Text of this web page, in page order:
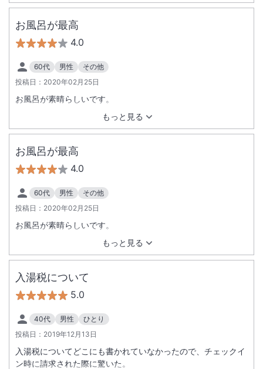
お風呂が最高
4.0
60代 男性
その他
投稿日： 2020年02月25日
もっと見る
お風呂が素晴らしいです。
お風呂が最高
4.0
60代 男性
その他
投稿日： 2020年02月25日
もっと見る
お風呂が素晴らしいです。
入湯税について
5.0
40代 男性
ひとり
投稿日： 2019年12月13日
入湯税についてどこにも書かれていなかったので、チェックイ
ン時に請求された際に驚いた。